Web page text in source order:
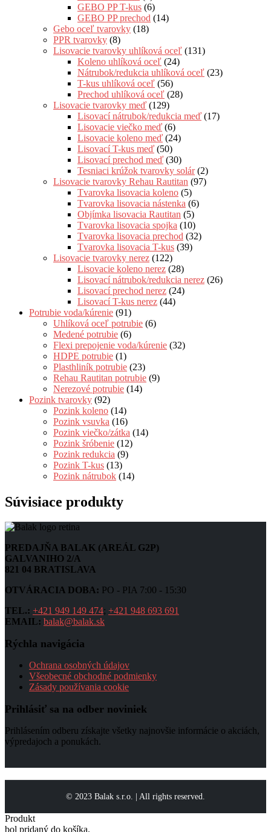
GEBO PP T-kus (6)
GEBO PP prechod (14)
Gebo oceľ tvarovky (18)
PPR tvarovky (8)
Lisovacie tvarovky uhlíková oceľ (131)
Koleno uhlíková oceľ (24)
Nátrubok/redukcia uhlíková oceľ (23)
T-kus uhlíková oceľ (56)
Prechod uhlíková oceľ (28)
Lisovacie tvarovky meď (129)
Lisovací nátrubok/redukcia meď (17)
Lisovacie viečko meď (6)
Lisovacie koleno meď (24)
Lisovací T-kus meď (50)
Lisovací prechod meď (30)
Tesniaci krúžok tvarovky solár (2)
Lisovacie tvarovky Rehau Rautitan (97)
Tvarovka lisovacia koleno (5)
Tvarovka lisovacia nástenka (6)
Objímka lisovacia Rautitan (5)
Tvarovka lisovacia spojka (10)
Tvarovka lisovacia prechod (32)
Tvarovka lisovacia T-kus (39)
Lisovacie tvarovky nerez (122)
Lisovacie koleno nerez (28)
Lisovací nátrubok/redukcia nerez (26)
Lisovací prechod nerez (24)
Lisovací T-kus nerez (44)
Potrubie voda/kúrenie (91)
Uhlíková oceľ potrubie (6)
Medené potrubie (6)
Flexi prepojenie voda/kúrenie (32)
HDPE potrubie (1)
Plasthliník potrubie (23)
Rehau Rautitan potrubie (9)
Nerezové potrubie (14)
Pozink tvarovky (92)
Pozink koleno (14)
Pozink vsuvka (16)
Pozink viečko/zátka (14)
Pozink šróbenie (12)
Pozink redukcia (9)
Pozink T-kus (13)
Pozink nátrubok (14)
Súvisiace produkty
PREDAJŇA BALAK (AREÁL G2P)
GALVANIHO 2/A
821 04 BRATISLAVA
OTVÁRACIA DOBA: PO - PIA 7:00 - 15:30
TEL.: +421 949 149 474; +421 948 693 691
EMAIL: balak@balak.sk
Rýchla navigácia
Ochrana osobných údajov
Všeobecné obchodné podmienky
Zásady používania cookie
Prihlásiť sa na odber noviniek
Prihlásením odberu získajte všetky najnovšie informácie o akciách,
výpredajoch a ponukách.
© 2023 Balak s.r.o. | All rights reserved.
Produkt
bol pridaný do košíka.